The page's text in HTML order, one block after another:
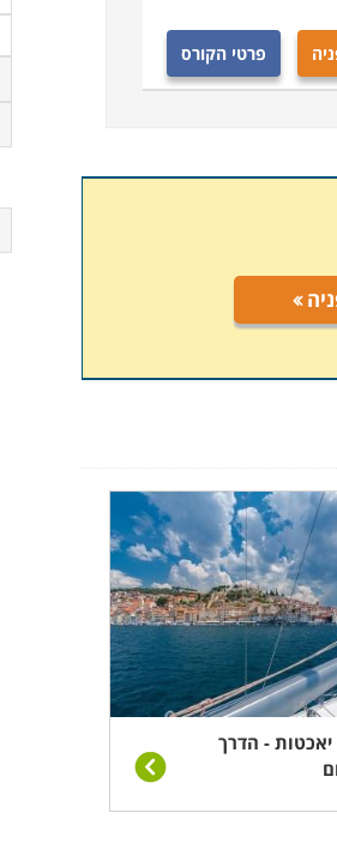
פרטי הקורס
יאכטות - הדרך